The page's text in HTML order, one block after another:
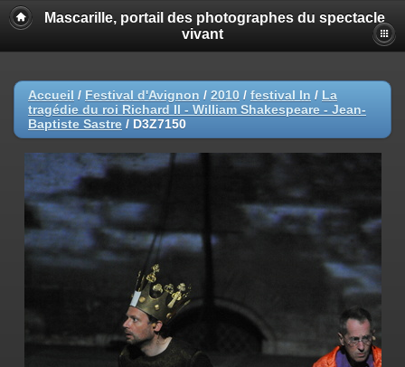
Mascarille, portail des photographes du spectacle
vivant
Accueil / Festival d'Avignon / 2010 / festival In / La
tragédie du roi Richard II - William Shakespeare - Jean-
Baptiste Sastre / D3Z7150